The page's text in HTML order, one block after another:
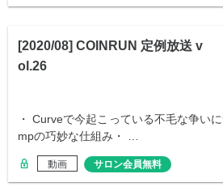
[2020/08] COINRUN 定例放送 v
ol.26
・ Curveで今起こっている不毛な争い
mpの巧妙な仕組み・ …
動画 サロン会員無料